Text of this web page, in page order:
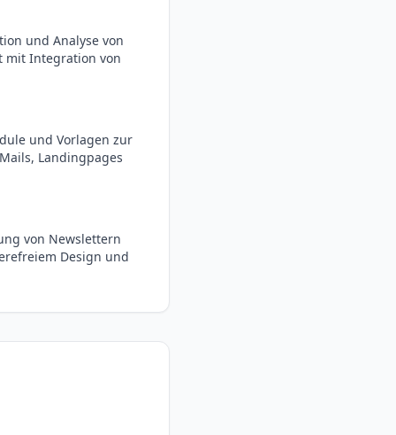
und Analyse von
mit Integration von
und Vorlagen zur
Landingpages
von Newslettern
Design und